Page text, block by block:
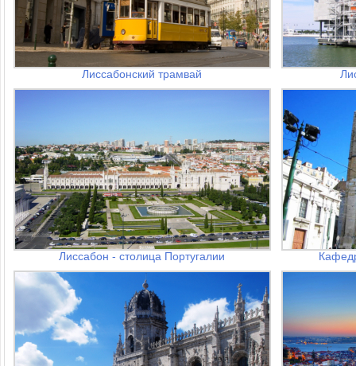
Лиссабонский трамвай
Лиссабон - столица Португалии